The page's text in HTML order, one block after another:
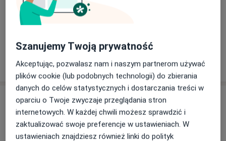
Usługi i ceny
Konsultacja dietetyczna
Od 230 zł Szczegóły Umów wizytę
Szanujemy Twoją prywatność
Akceptując, pozwalasz nam i naszym partnerom używać
plików cookie (lub podobnych technologii) do zbierania
danych do celów statystycznych i dostarczania treści w
oparciu o Twoje zwyczaje przeglądania stron
internetowych. W każdej chwili możesz sprawdzić i
zaktualizować swoje preferencje w ustawieniach. W
ustawieniach znajdziesz również linki do polityk